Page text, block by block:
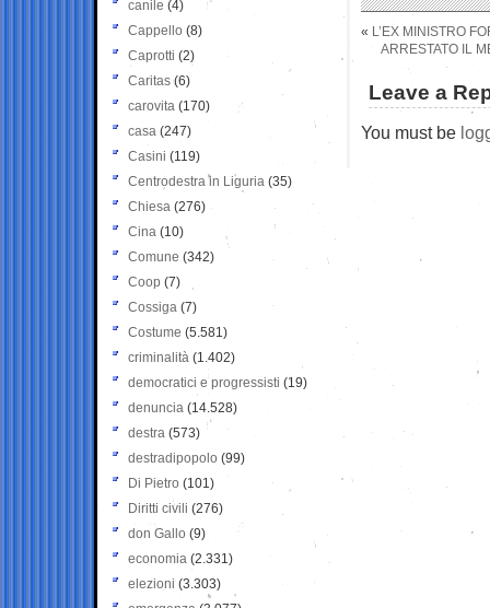
« L’EX MINISTRO
ARRESTATO IL
Leave a
You must be
canile (4)
Cappello (8)
Caprotti (2)
Caritas (6)
carovita (170)
casa (247)
Casini (119)
Centrodestra in Liguria (35)
Chiesa (276)
Cina (10)
Comune (342)
Coop (7)
Cossiga (7)
Costume (5.581)
criminalità (1.402)
democratici e progressisti (19)
denuncia (14.528)
destra (573)
destradipopolo (99)
Di Pietro (101)
Diritti civili (276)
don Gallo (9)
economia (2.331)
elezioni (3.303)